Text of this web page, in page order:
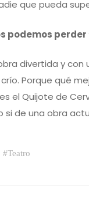
que pueda
podemos
divertida y
Porque qué
el Quijote de
de una obra
#Teatro